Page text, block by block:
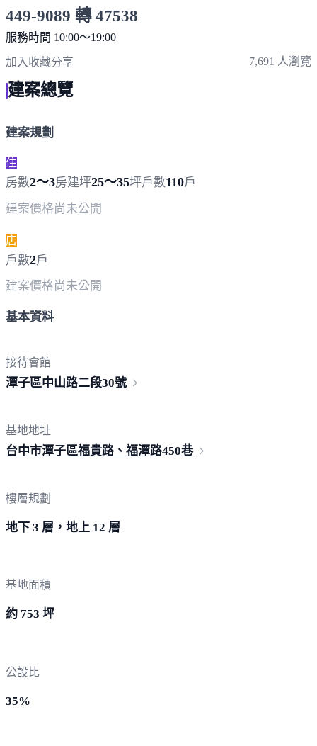
449-9089 轉 47538
服務時間 10:00～19:00
加入收藏分享 7,691 人瀏覽
建案總覽
建案規劃
住
房數2～3房建坪25～35坪戶數110戶
建案價格尚未公開
店
戶數2戶
建案價格尚未公開
基本資料
接待會館
潭子區中山路二段30號
基地地址
台中市潭子區福貴路、福潭路450巷
樓層規劃
地下 3 層，地上 12 層
基地面積
約 753 坪
公設比
35%